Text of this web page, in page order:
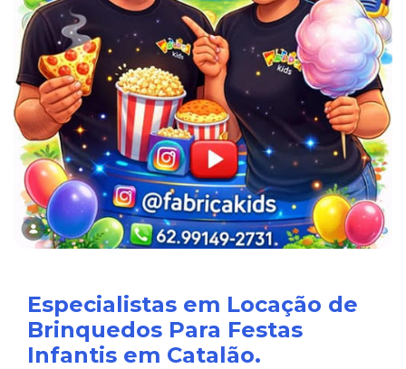
Especialistas em Locação de
Brinquedos Para Festas
Infantis em Catalão.